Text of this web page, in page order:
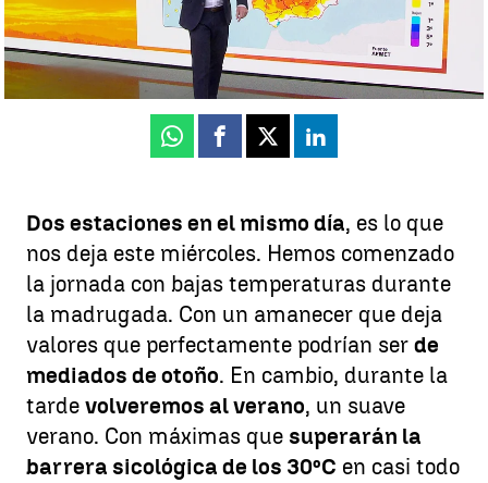
César Gonzalo
Publicado:03 de septiembre de 2025, 11:56
Whatsapp
Facebook
X Linkedin
Dos estaciones en el mismo día, es lo que
nos deja este miércoles. Hemos comenzado
la jornada con bajas temperaturas durante
la madrugada. Con un amanecer que deja
valores que perfectamente podrían ser de
mediados de otoño. En cambio, durante la
tarde volveremos al verano, un suave
verano. Con máximas que superarán la
barrera sicológica de los 30ºC en casi todo